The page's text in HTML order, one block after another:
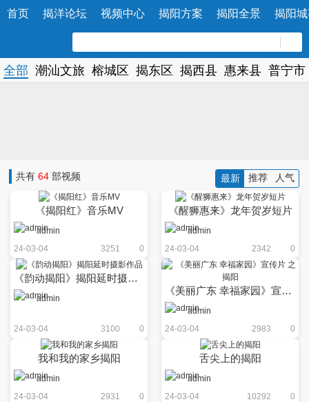
首页 揭洋论坛 视频中心 揭阳方案 揭阳全景 揭阳
全部 潮汕文旅 榕城区 揭东区 揭西县 惠来县 普宁市
共有 64 部视频 最新 推荐 人气
《揭阳红》音乐MV
admin
24-03-04
3251 0
《醒狮惠来》龙年贺岁短片
admin
24-03-04
2342 0
《韵动揭阳》揭阳延时摄影作品
admin
24-03-04 3100 0
《美丽广东 幸福家园》宣传片 之 揭阳
admin
24-03-04
2983 0
我和我的家乡揭阳
admin
24-03-04
2931 0
舌尖上的揭阳
admin
24-03-04
10292 0